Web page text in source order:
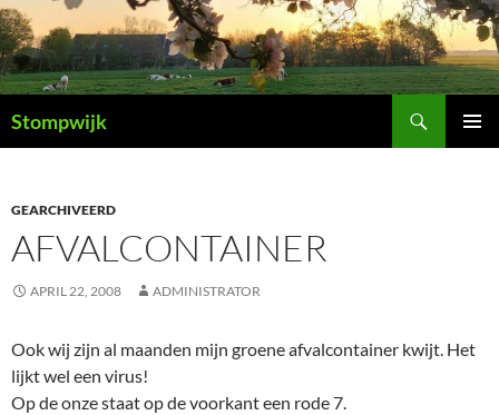
Ga
naar
de
inhoud
Stompwijk
GEARCHIVEERD
AFVALCONTAINER
APRIL 22, 2008 ADMINISTRATOR
Ook wij zijn al maanden mijn groene afvalcontainer kwijt. Het
lijkt wel een virus!
Op de onze staat op de voorkant een rode 7.